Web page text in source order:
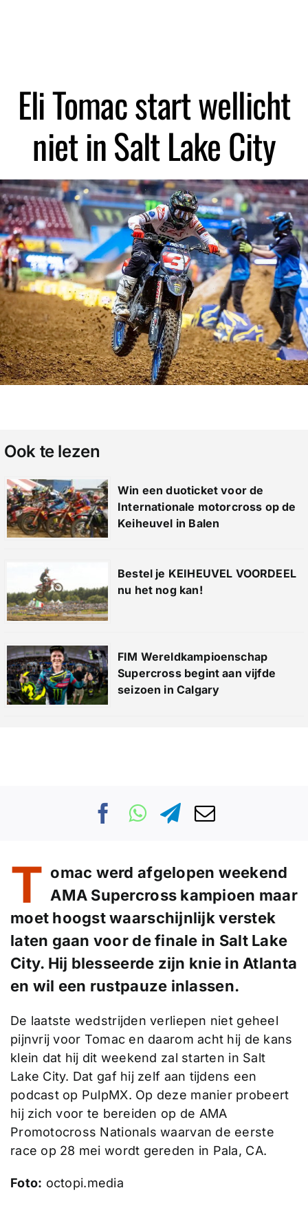
Eli Tomac start wellicht
niet in Salt Lake City
Ook te lezen
Win een duoticket voor de
Internationale motorcross op de
Keiheuvel in Balen
Bestel je KEIHEUVEL VOORDEEL
nu het nog kan!
FIM Wereldkampioenschap
Supercross begint aan vijfde
seizoen in Calgary
T omac werd afgelopen weekend
AMA Supercross kampioen maar
moet hoogst waarschijnlijk verstek
laten gaan voor de finale in Salt Lake
City. Hij blesseerde zijn knie in Atlanta
en wil een rustpauze inlassen.
De laatste wedstrijden verliepen niet geheel
pijnvrij voor Tomac en daarom acht hij de kans
klein dat hij dit weekend zal starten in Salt
Lake City. Dat gaf hij zelf aan tijdens een
podcast op PulpMX. Op deze manier probeert
hij zich voor te bereiden op de AMA
Promotocross Nationals waarvan de eerste
race op 28 mei wordt gereden in Pala, CA.
Foto: octopi.media